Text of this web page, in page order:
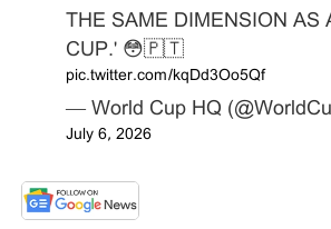
THE SAME DIMENSION AS
CUP." 😳🇵🇹
pic.twitter.com/kqDd3Oo5Qf
— World Cup HQ
July 6, 2026